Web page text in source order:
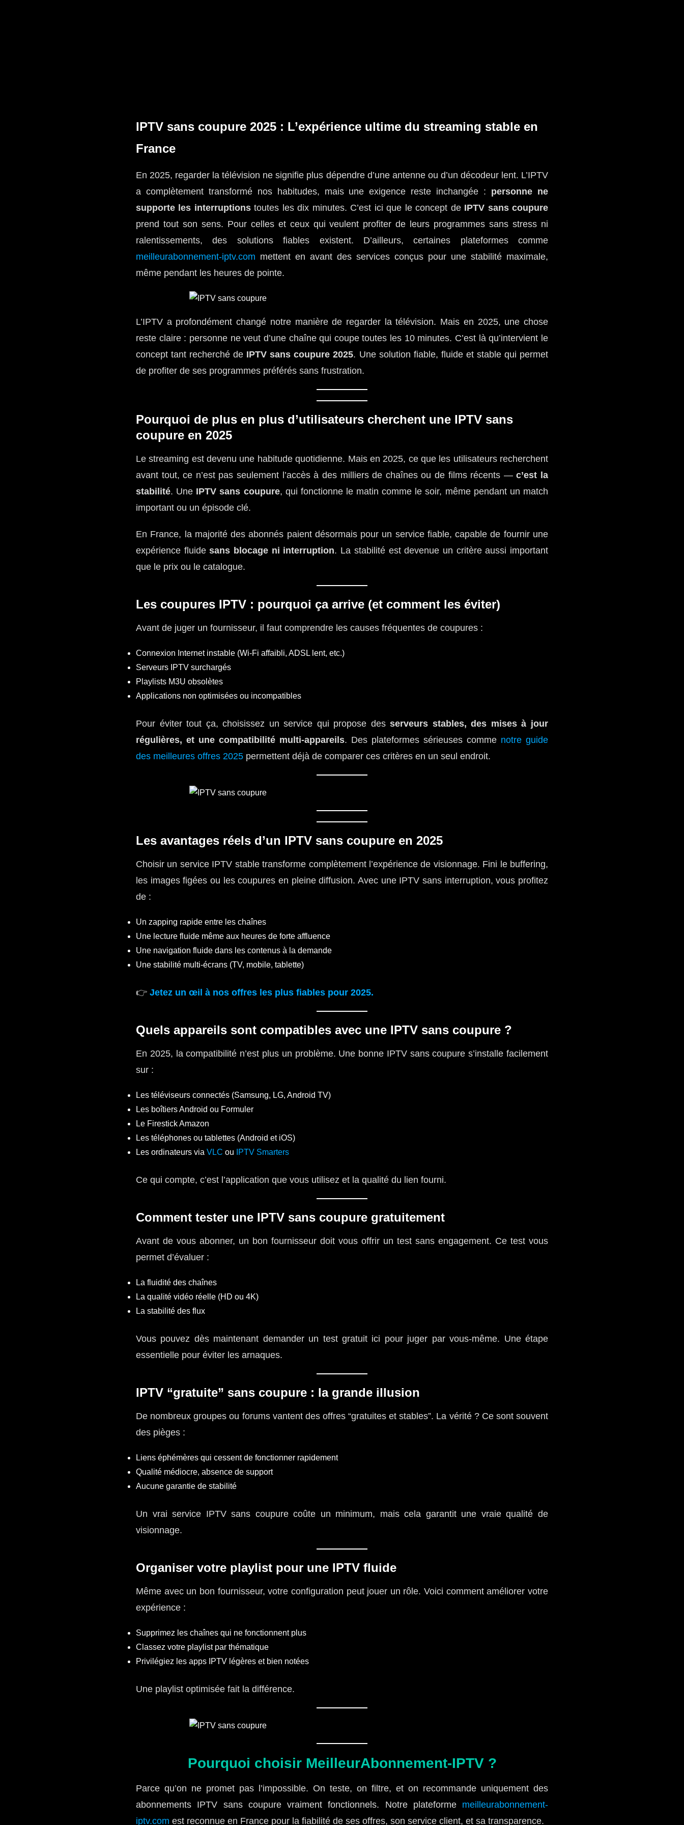
IPTV sans coupure 2025 : L’expérience ultime du streaming stable en
France
En 2025, regarder la télévision ne signifie plus dépendre d’une antenne ou d’un décodeur lent. L’IPTV
a complètement transformé nos habitudes, mais une exigence reste inchangée : personne ne
supporte les interruptionstoutes les dix minutes. C’est ici que le concept de IPTV sans coupure
prend tout son sens. Pour celles et ceux qui veulent profiter de leurs programmes sans stress ni
ralentissements, des solutions fiables existent. D’ailleurs, certaines plateformes comme
meilleurabonnement-iptv.com mettent en avant des services conçus pour une stabilité maximale,
même pendant les heures de pointe.
L’IPTV a profondément changé notre manière de regarder la télévision. Mais en 2025, une chose
reste claire : personne ne veut d’une chaîne qui coupe toutes les 10 minutes. C’est là qu’intervient le
concept tant recherché de IPTV sans coupure 2025. Une solution fiable, fluide et stable qui permet
de profiter de ses programmes préférés sans frustration.
Pourquoi de plus en plus d’utilisateurs cherchent une IPTV sans
coupure en 2025
Le streaming est devenu une habitude quotidienne. Mais en 2025, ce que les utilisateurs recherchent
avant tout, ce n’est pas seulement l’accès à des milliers de chaînes ou de films récents —c’est la
stabilité. Une IPTV sans coupure, qui fonctionne le matin comme le soir, même pendant un match
important ou un épisode clé.
En France, la majorité des abonnés paient désormais pour un service fiable, capable de fournir une
expérience fluidesans blocage ni interruption. La stabilité est devenue un critère aussi important
que le prix ou le catalogue.
Les coupures IPTV : pourquoi ça arrive (et comment les éviter)
Avant de juger un fournisseur, il faut comprendre les causes fréquentes de coupures :
Connexion Internet instable (Wi-Fi affaibli, ADSL lent, etc.)
Serveurs IPTV surchargés
Playlists M3U obsolètes
Applications non optimisées ou incompatibles
Pour éviter tout ça, choisissez un service qui propose desserveurs stables, des mises à jour
régulières, et une compatibilité multi-appareils. Des plateformes sérieuses comme notre guide
des meilleures offres 2025 permettent déjà de comparer ces critères en un seul endroit.
Les avantages réels d’un IPTV sans coupure en 2025
Choisir un service IPTV stable transforme complètement l’expérience de visionnage. Fini le buffering,
les images figées ou les coupures en pleine diffusion. Avec une IPTV sans interruption, vous profitez
de :
Un zapping rapide entre les chaînes
Une lecture fluide même aux heures de forte affluence
Une navigation fluide dans les contenus à la demande
Une stabilité multi-écrans (TV, mobile, tablette)
👉 Jetez un œil à nos offres les plus fiables pour 2025.
Quels appareils sont compatibles avec une IPTV sans coupure ?
En 2025, la compatibilité n’est plus un problème. Une bonne IPTV sans coupure s’installe facilement
sur :
Les téléviseurs connectés (Samsung, LG, Android TV)
Les boîtiers Android ou Formuler
Le Firestick Amazon
Les téléphones ou tablettes (Android et iOS)
Les ordinateurs via VLC ou IPTV Smarters
Ce qui compte, c’est l’application que vous utilisez et la qualité du lien fourni.
Comment tester une IPTV sans coupure gratuitement
Avant de vous abonner, un bon fournisseur doit vous offrir un test sans engagement. Ce test vous
permet d’évaluer :
La fluidité des chaînes
La qualité vidéo réelle (HD ou 4K)
La stabilité des flux
Vous pouvez dès maintenant demander un test gratuit ici pour juger par vous-même. Une étape
essentielle pour éviter les arnaques.
IPTV “gratuite” sans coupure : la grande illusion
De nombreux groupes ou forums vantent des offres “gratuites et stables”. La vérité ? Ce sont souvent
des pièges :
Liens éphémères qui cessent de fonctionner rapidement
Qualité médiocre, absence de support
Aucune garantie de stabilité
Un vrai service IPTV sans coupure coûte un minimum, mais cela garantit une vraie qualité de
visionnage.
Organiser votre playlist pour une IPTV fluide
Même avec un bon fournisseur, votre configuration peut jouer un rôle. Voici comment améliorer votre
expérience :
Supprimez les chaînes qui ne fonctionnent plus
Classez votre playlist par thématique
Privilégiez les apps IPTV légères et bien notées
Une playlist optimisée fait la différence.
Pourquoi choisir MeilleurAbonnement-IPTV ?
Parce qu’on ne promet pas l’impossible. On teste, on filtre, et on recommande uniquement des
abonnements IPTV sans coupure vraiment fonctionnels. Notre plateforme meilleurabonnement-
iptv.com est reconnue en France pour la fiabilité de ses offres, son service client, et sa transparence.